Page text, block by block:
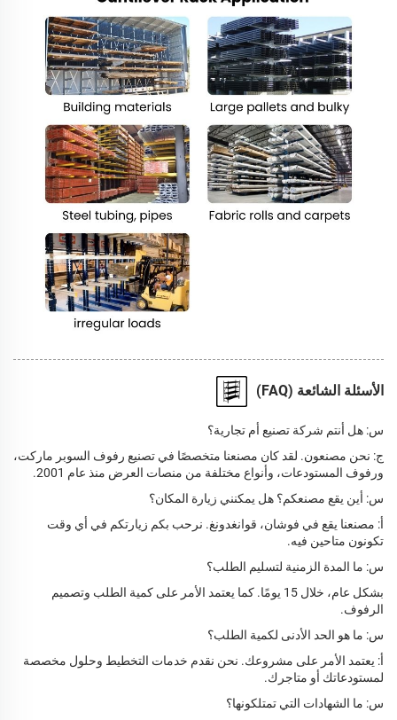
الأسئلة الشائعة (FAQ)
س: هل أنتم شركة تصنيع أم تجارية؟
ج: نحن مصنعون. لقد كان مصنعنا متخصصًا في تصنيع رفوف السوبر ماركت،
ورفوف المستودعات، وأنواع مختلفة من منصات العرض منذ عام 2001.
س: أين يقع مصنعكم؟ هل يمكنني زيارة المكان؟
أ: مصنعنا يقع في فوشان، قوانغدونغ. نرحب بكم زيارتكم في أي وقت
تكونون متاحين فيه.
س: ما المدة الزمنية لتسليم الطلب؟
بشكل عام، خلال 15 يومًا. كما يعتمد الأمر على كمية الطلب وتصميم
الرفوف.
س: ما هو الحد الأدنى لكمية الطلب؟
أ: يعتمد الأمر على مشروعك. نحن نقدم خدمات التخطيط وحلول مخصصة
لمستودعاتك أو متاجرك.
س: ما الشهادات التي تمتلكونها؟